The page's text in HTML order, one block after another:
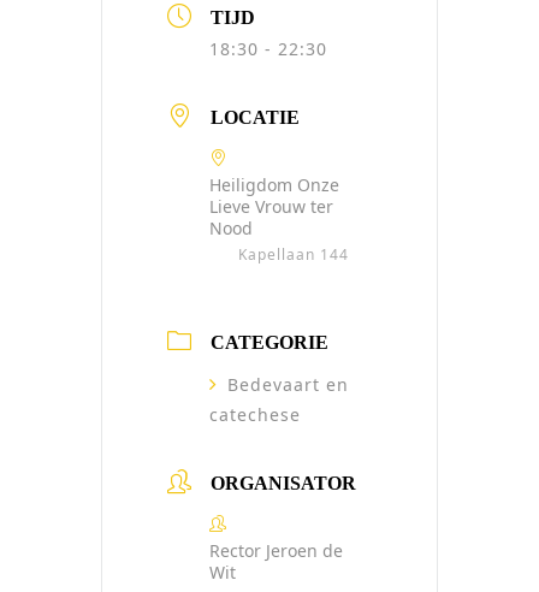
TIJD
18:30 - 22:30
LOCATIE
Heiligdom Onze
Lieve Vrouw ter
Nood
Kapellaan 144
CATEGORIE
Bedevaart en
catechese
ORGANISATOR
Rector Jeroen de
Wit